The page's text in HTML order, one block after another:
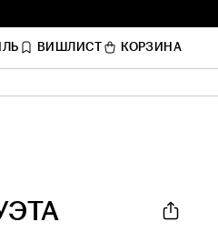
ВИШЛИСТ КОРЗИНА